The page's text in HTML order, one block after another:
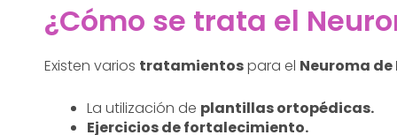
¿Cómo se trata el
Existen varios tratamientospara el Neuroma
La utilización de plantillas ortopédicas.
Ejercicios de fortalecimiento.